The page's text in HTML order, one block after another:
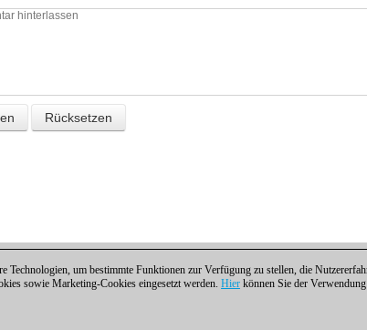
Technologien, um bestimmte Funktionen zur Verfügung zu stellen, die
sowie Marketing-Cookies eingesetzt werden. Hier können Sie der